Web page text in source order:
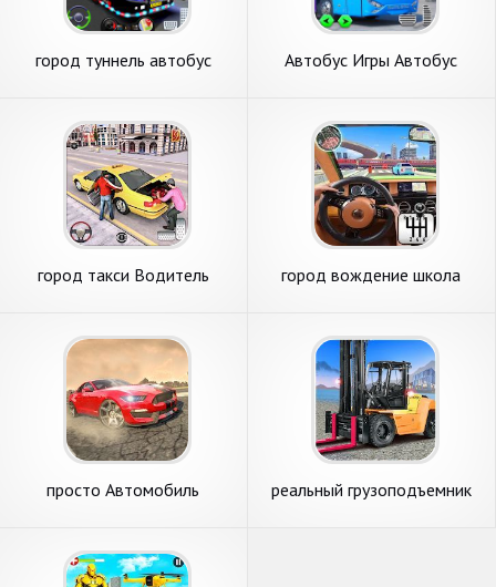
город туннель автобус
Автобус Игры Автобус
город такси Водитель
город вождение школа
просто Автомобиль
реальный грузоподъемник